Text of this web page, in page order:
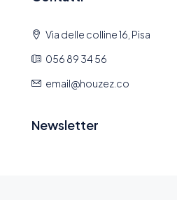
Via delle colline 16, Pisa
056 89 34 56
email@houzez.co
Newsletter